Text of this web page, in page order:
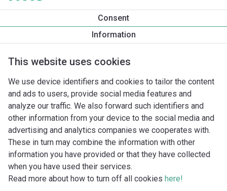
Consent
Information
This website uses cookies
We use device identifiers and cookies to tailor the content
and ads to users, provide social media features and
analyze our traffic. We also forward such identifiers and
other information from your device to the social media and
advertising and analytics companies we cooperates with.
These in turn may combine the information with other
information you have provided or that they have collected
when you have used their services.
Read more about how to turn off all cookies here!
Tuotetietoa